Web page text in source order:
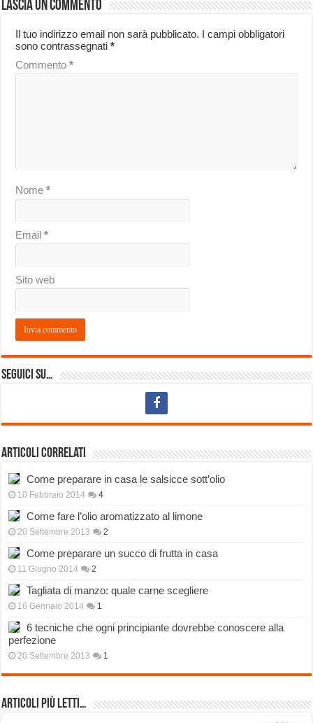
Lascia un commento
Il tuo indirizzo email non sarà pubblicato. I campi obbligatori
sono contrassegnati*
Commento*
Nome*
Email*
Sito web
Seguici su…
Articoli correlati
Come preparare in casa le salsicce sott’olio
10 Febbraio 2014 4
Come fare l’olio aromatizzato al limone
20 Settembre 2013 2
Come preparare un succo di frutta in casa
11 Giugno 2014 2
Tagliata di manzo: quale carne scegliere
16 Gennaio 2014 1
6 tecniche che ogni principiante dovrebbe conoscere alla
perfezione
20 Settembre 2013 1
Articoli più Letti…